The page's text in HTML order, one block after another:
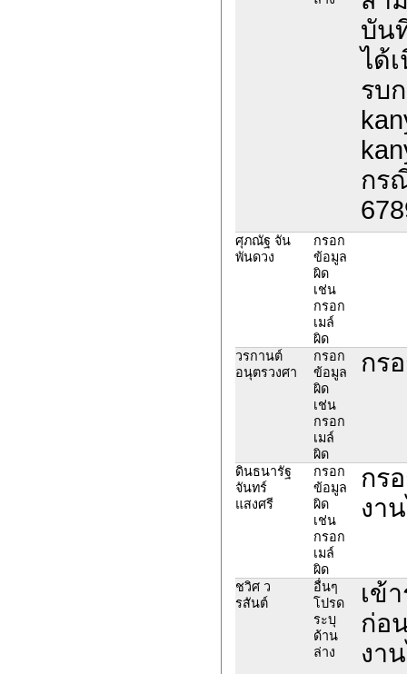
บัน
ได้
รบ
กร
ศุภณัฐ จัน
พันดวง
กรอก
ข้อมูล
ผิด
เช่น
กรอก
เมล์
ผิด
วรกานต์
อนุตรวงศา
กรอก
ข้อมูล
ผิด
เช่น
กรอก
เมล์
ผิด
กร
ดินธนารัฐ
จันทร์
แสงศรี
กรอก
ข้อมูล
ผิด
เช่น
กรอก
เมล์
ผิด
กร
งา
ชวิศ ว
รสันต์
อื่นๆ
โปรด
ระบุ
ด้าน
ล่าง
เข้
ก่อ
งา